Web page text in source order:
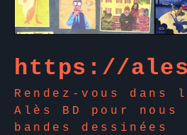
https://
Rendez-vous
Alès BD pour nous
bandes dessinées